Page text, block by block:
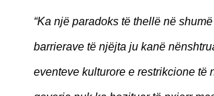
“Ka një paradoks të thellë në
barrierave të njëjta ju kanë
eventeve kulturore e restrikcione të